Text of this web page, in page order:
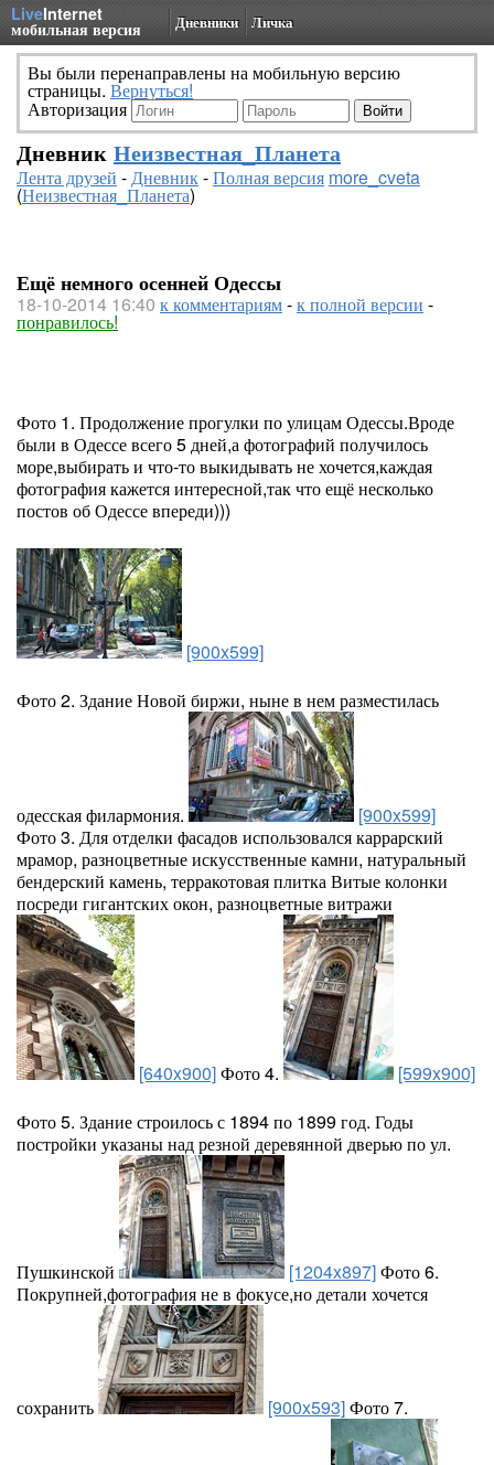
LiveInternet
мобильная версия Дневники Личка
Вы были перенаправлены на мобильную версию
страницы. Вернуться!
Авторизация
Дневник Неизвестная_Планета
Лента друзей -Дневник-Полная версия more_cveta
(Неизвестная_Планета)
Ещё немного осенней Одессы
18-10-2014 16:40 к комментариям-к полной версии -
понравилось!
Фото 1. Продолжение прогулки по улицам Одессы.Вроде
были в Одессе всего 5 дней,а фотографий получилось
море,выбирать и что-то выкидывать не хочется,каждая
фотография кажется интересной,так что ещё несколько
постов об Одессе впереди)))
[900x599]
Фото 2. Здание Новой биржи, ныне в нем разместилась
одесская филармония.
[900x599]
Фото 3. Для отделки фасадов использовался каррарский
мрамор, разноцветные искусственные камни, натуральный
бендерский камень, терракотовая плитка Витые колонки
посреди гигантских окон, разноцветные витражи
[640x900]Фото 4.
[599x900]
Фото 5. Здание строилось с 1894 по 1899 год. Годы
постройки указаны над резной деревянной дверью по ул.
Пушкинской [1204x897]Фото 6.
Покрупней,фотография не в фокусе,но детали хочется
сохранить [900x593]Фото 7.